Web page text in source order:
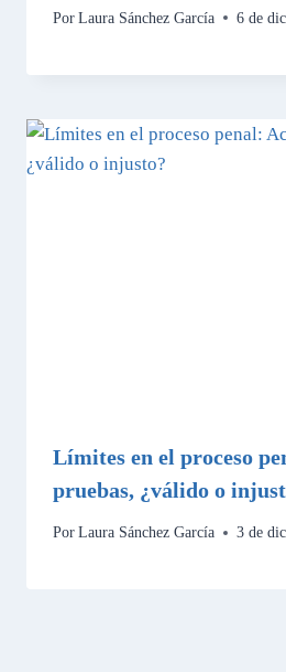
Por Laura Sánchez García 6 de
Límites en el proceso
pruebas, ¿válido o
Por Laura Sánchez García 3 de